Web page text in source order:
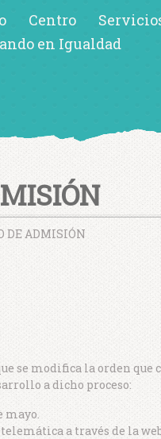
Centro
en Igualdad
DE ADMISIÓN
se modifica la orden
a dicho proceso:
mayo.
a través de la